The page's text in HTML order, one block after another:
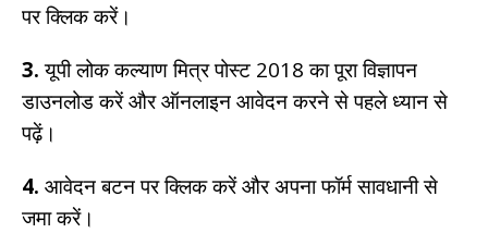
पर क्लिक करें।
3. यूपी लोक कल्याण मित्र पोस्ट 2018 का पूरा विज्ञापन
डाउनलोड करें और ऑनलाइन आवेदन करने से पहले ध्यान से
पढ़ें।
4. आवेदन बटन पर क्लिक करें और अपना फॉर्म सावधानी से
जमा करें।